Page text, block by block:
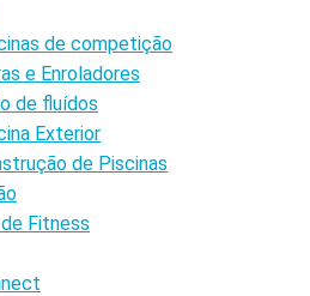
de competição
e Enroladores
de fluídos
Exterior
de Piscinas
Fitness